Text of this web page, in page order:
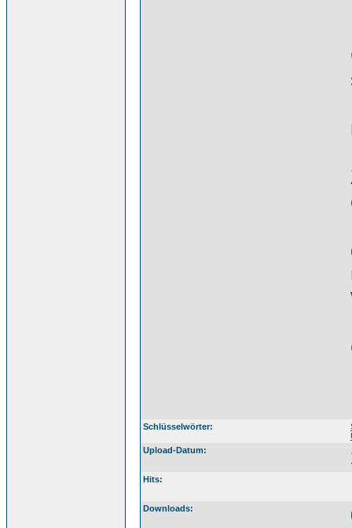
Schlüsselwörter:
Upload-Datum:
Hits:
Downloads: